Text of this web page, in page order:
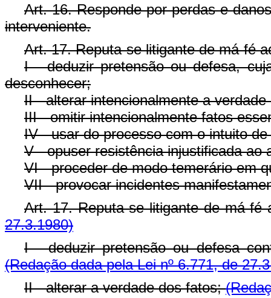
Art. 16. Responde por perdas e
interveniente.
Art. 17. Reputa-se litigante de má-fé
I - deduzir pretensão ou defesa,
desconhecer;
II - alterar intencionalmente a
III - omitir intencionalmente fatos
IV - usar do processo com o intuito
V - opuser resistência injustificada ao
VI - proceder de modo temerário em
VII - provocar incidentes
Art. 17. Reputa-se litigante de má-fé
27.3.1980)
I - deduzir pretensão ou defesa
(Redação dada pela Lei nº 6.771, de
II - alterar a verdade dos fatos;